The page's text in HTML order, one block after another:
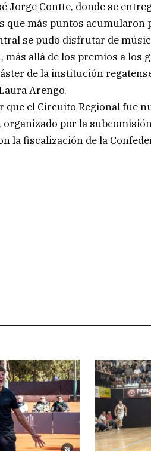
Jorge Contte, donde se
que más puntos acumularon
se pudo disfrutar de
más allá de los premios a los
de la institución
Arengo.
que el Circuito Regional fue
organizado por la
la fiscalización de la